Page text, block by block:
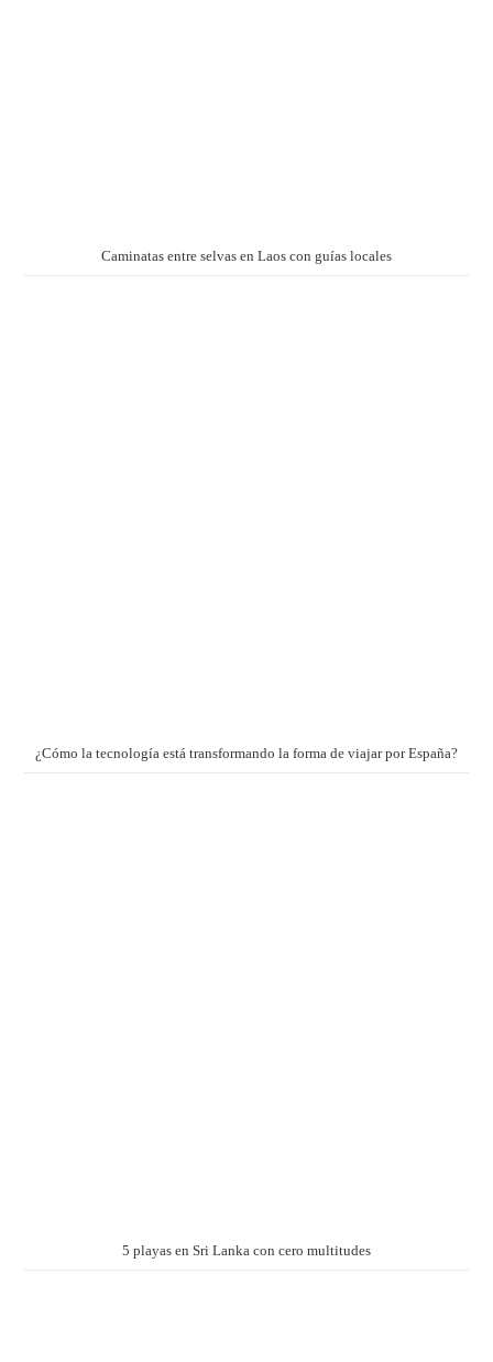
Caminatas entre selvas en Laos con guías locales
¿Cómo la tecnología está transformando la forma de viajar por España?
5 playas en Sri Lanka con cero multitudes